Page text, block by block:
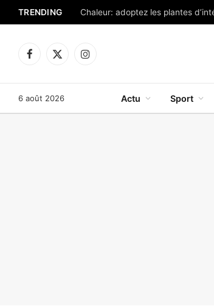
TRENDING
Facebook
X
Instagram
6 août 2026 Actu Sport